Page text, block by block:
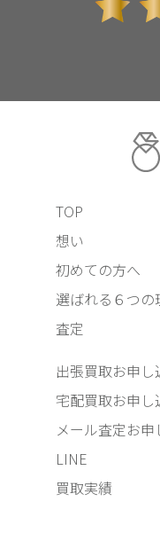
TOP
想い
初めての方へ
選ばれる６つの
査定
出張買取お申し
宅配買取お申し
メール査定お申
LINE
買取実績